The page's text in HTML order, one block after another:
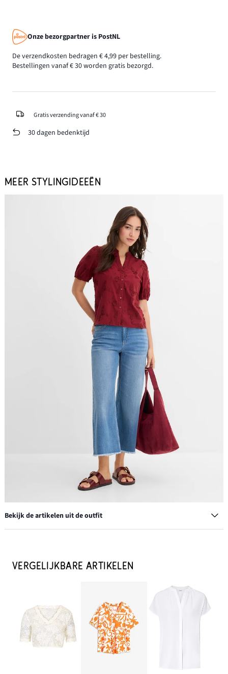
Onze bezorgpartner is PostNL
De verzendkosten bedragen € 4,99 per bestelling.
Bestellingen vanaf € 30 worden gratis bezorgd.
Gratis verzending vanaf € 30
30 dagen bedenktijd
MEER STYLINGIDEEËN
Bekijk de artikelen uit de outfit
€ 14,99
€ 27,99
IN WINKELMANDJE
Armband (set van 3)
VERGELIJKBARE ARTIKELEN